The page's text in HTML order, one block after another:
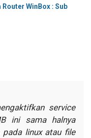
WinBox : Sub
service
ini sama halnya
linux atau file